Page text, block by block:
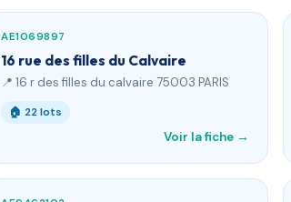
AE1069897
16 rue des filles du Calvaire
📍 16 r des filles du calvaire 75003 PARIS
🏠 22 lots
Voir la fiche →